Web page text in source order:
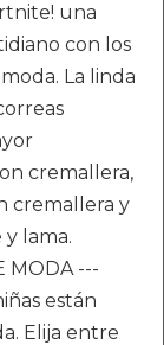
una
con los
La linda
cremallera,
cremallera y
lama.
MODA ---
están
Elija entre